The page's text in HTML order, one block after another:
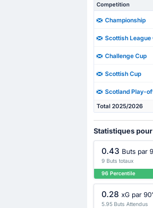
Competition
Championship
Scottish League
Challenge Cup
Scottish Cup
Scotland Play-
Total 2025/2026
Statistiques
0.43 Buts par
9 Buts totaux
96 Percentile
0.28 xG par 90'
5.95 Buts Attendus